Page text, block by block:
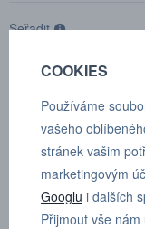
Seřadit
COOKIES
Používáme
vašeho
stránek vašim
marketingovým
Googlu i dalších
Přijmout vše